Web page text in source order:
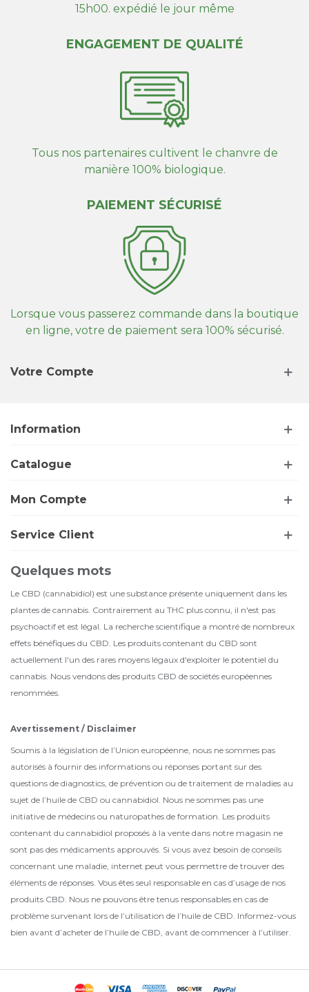
15h00. expédié le jour même
ENGAGEMENT DE QUALITÉ
Tous nos partenaires cultivent le chanvre de
manière 100% biologique.
PAIEMENT SÉCURISÉ
Lorsque vous passerez commande dans la boutique
en ligne, votre de paiement sera 100% sécurisé.
Votre Compte
Information
Catalogue
Mon Compte
Service Client
Quelques mots
Le CBD (cannabidiol) est une substance présente uniquement dans les
plantes de cannabis. Contrairement au THC plus connu, il n'est pas
psychoactif et est légal. La recherche scientifique a montré de nombreux
effets bénéfiques du CBD. Les produits contenant du CBD sont
actuellement l'un des rares moyens légaux d'exploiter le potentiel du
cannabis. Nous vendons des produits CBD de sociétés européennes
renommées.
Avertissement / Disclaimer
Soumis à la législation de l’Union européenne, nous ne sommes pas
autorisés à fournir des informations ou réponses portant sur des
questions de diagnostics, de prévention ou de traitement de maladies au
sujet de l’huile de CBD ou cannabidiol. Nous ne sommes pas une
initiative de médecins ou naturopathes de formation. Les produits
contenant du cannabidiol proposés à la vente dans notre magasin ne
sont pas des médicaments approuvés. Si vous avez besoin de conseils
concernant une maladie, internet peut vous permettre de trouver des
éléments de réponses. Vous êtes seul responsable en cas d’usage de nos
produits CBD. Nous ne pouvons être tenus responsables en cas de
problème survenant lors de l’utilisation de l’huile de CBD. Informez-vous
bien avant d’acheter de l’huile de CBD, avant de commencer à l’utiliser.